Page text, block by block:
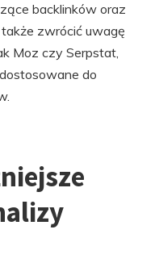
backlinków oraz
zwrócić uwagę
Moz czy Serpstat,
do